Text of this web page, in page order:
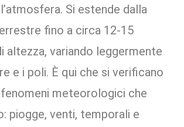
Si estende dalla
fino a circa 12-15
altezza, variando leggermente
e i poli. È qui che si verificano
meteorologici che
piogge, venti, temporali e